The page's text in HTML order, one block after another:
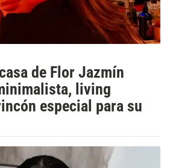
de Flor Jazmín
living
especial para su